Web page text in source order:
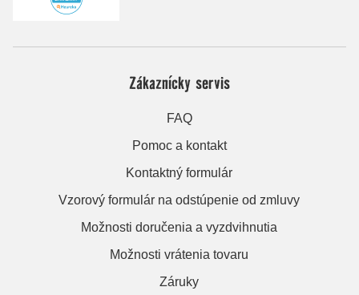
Zákaznícky servis
FAQ
Pomoc a kontakt
Kontaktný formulár
Vzorový formulár na odstúpenie od zmluvy
Možnosti doručenia a vyzdvihnutia
Možnosti vrátenia tovaru
Záruky